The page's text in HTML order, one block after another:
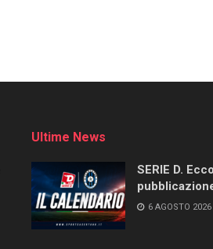
Ultime News
SERIE D.
6 AGOSTO 2026